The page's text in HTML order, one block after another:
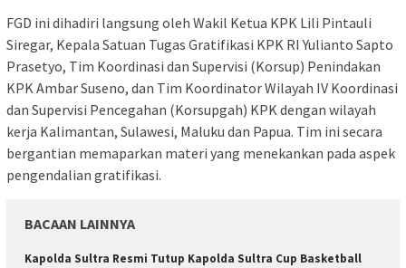
FGD ini dihadiri langsung oleh Wakil Ketua KPK Lili Pintauli
Siregar, Kepala Satuan Tugas Gratifikasi KPK RI Yulianto Sapto
Prasetyo, Tim Koordinasi dan Supervisi (Korsup) Penindakan
KPK Ambar Suseno, dan Tim Koordinator Wilayah IV Koordinasi
dan Supervisi Pencegahan (Korsupgah) KPK dengan wilayah
kerja Kalimantan, Sulawesi, Maluku dan Papua. Tim ini secara
bergantian memaparkan materi yang menekankan pada aspek
pengendalian gratifikasi.
BACAAN LAINNYA
Kapolda Sultra Resmi Tutup Kapolda Sultra Cup Basketball